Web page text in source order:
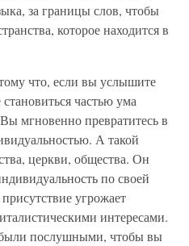
за границы слов, чтобы
которое находится в
что, если вы услышите
частью ума
мгновенно превратитесь в
А такой
церкви, общества. Он
по своей
угрожает
интересами.
послушными, чтобы вы